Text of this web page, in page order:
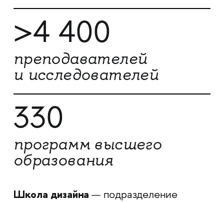
>4 400
преподавателей
и исследователей
330
программ высшего
образования
Школа дизайна— подразделение